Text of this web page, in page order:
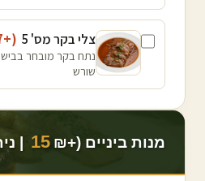
צלי בקר מס' 5 (+₪
נתח בקר מובחר
שורש
מנות ביניים (+₪ 15
|